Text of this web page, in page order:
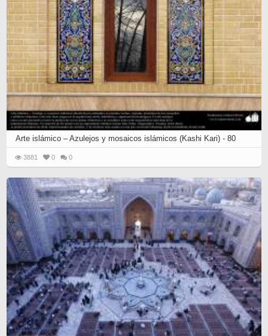
Arte islámico – Azulejos y mosaicos islámicos (Kashi Kari) - 80
3881 0 0